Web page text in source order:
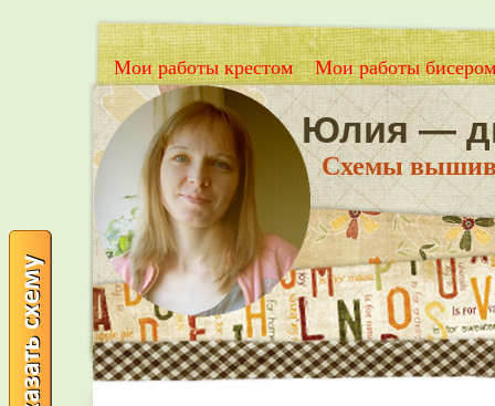
Мои работы крестом Мои работы бисером
Юлия —
Схемы